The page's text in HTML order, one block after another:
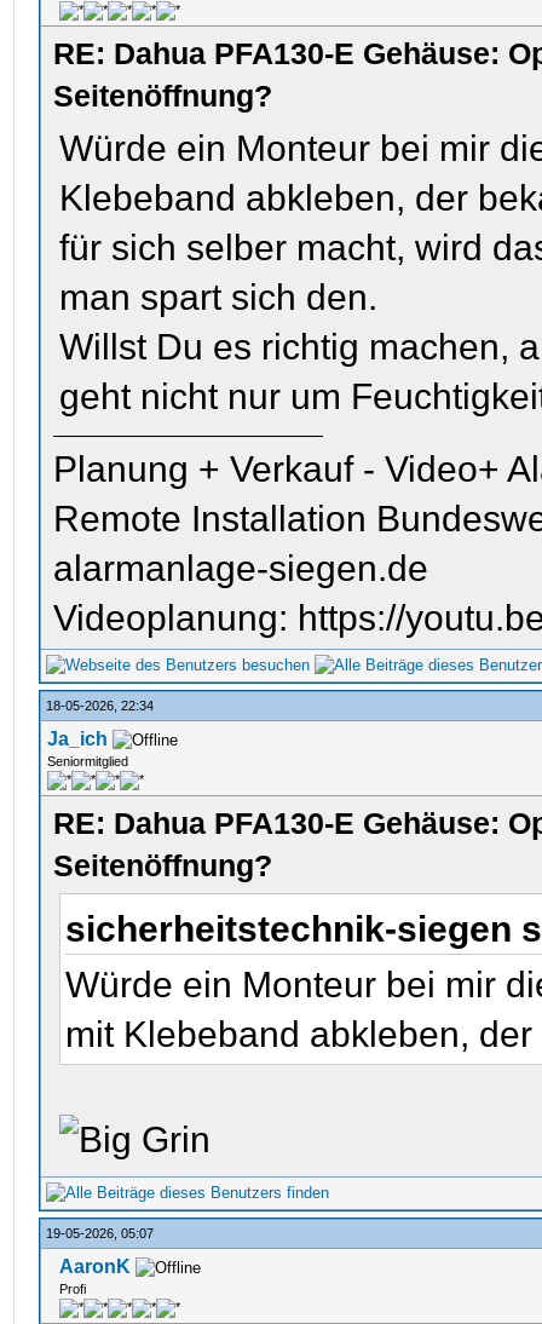
RE: Dahua PFA130-E Gehäuse:
Seitenöffnung?
Würde ein Monteur bei mir
Klebeband abkleben, der
für sich selber macht, wird
man spart sich den.
Willst Du es richtig machen,
geht nicht nur um
Planung + Verkauf - Video+
Remote Installation
alarmanlage-siegen.de
Videoplanung: https://
18-05-2026, 22:34
Ja_ich
Seniormitglied
RE: Dahua PFA130-E Gehäuse:
Seitenöffnung?
sicherheitstechnik-siegen
Würde ein Monteur bei mir
mit Klebeband abkleben,
19-05-2026, 05:07
AaronK
Profi